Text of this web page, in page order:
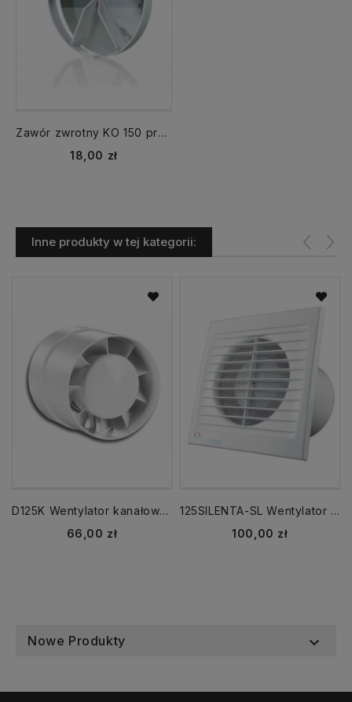
Zawór zwrotny KO 150 przepustnica
Cena
18,00 zł
Inne produkty w tej kategorii:
D125K Wentylator kanałowy 125 INTRO Standard
Cena
66,00 zł
125SILENTA-SL Wentylator fi 125 mm cichy
Cena
100,00 zł
Nowe Produkty 